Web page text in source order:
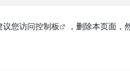
议您访问控制板
，删除本页面，